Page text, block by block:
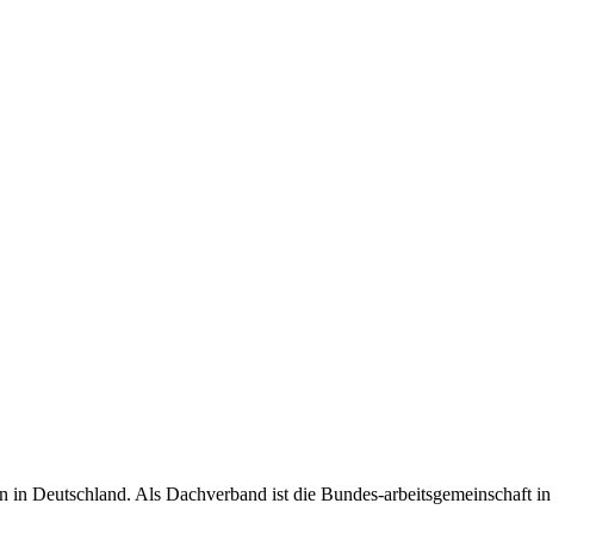
Deutschland. Als Dachverband ist die Bundes-arbeitsgemeinschaft in